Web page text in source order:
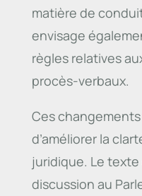
matière de
envisage
règles relatives
procès-verbaux.
Ces
d’améliorer la
juridique. Le
discussion au